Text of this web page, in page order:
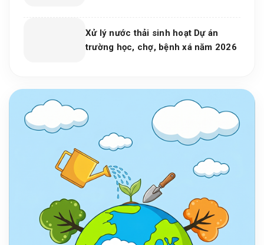
Xử lý nước thải sinh hoạt Dự án
trường học, chợ, bệnh xá năm 2026